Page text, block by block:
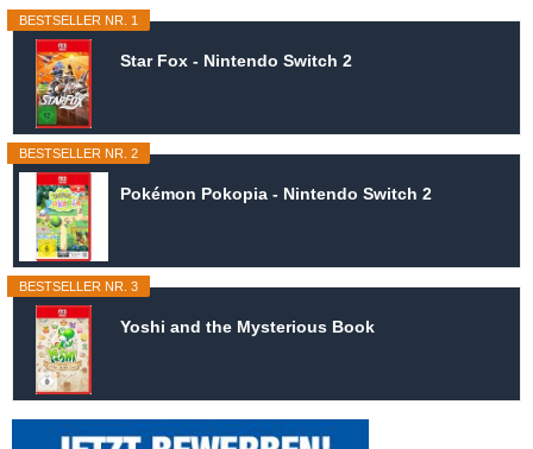
BESTSELLER NR. 1
Star Fox - Nintendo Switch 2
BESTSELLER NR. 2
Pokémon Pokopia - Nintendo Switch 2
BESTSELLER NR. 3
Yoshi and the Mysterious Book